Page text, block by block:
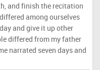
and finish the recitation
among ourselves
and give it up other
differed from my father
narrated seven days and